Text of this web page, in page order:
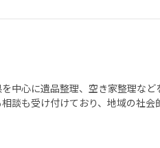
中心に遺品整理、空き家整理など
談も受け付けており、地域の社会